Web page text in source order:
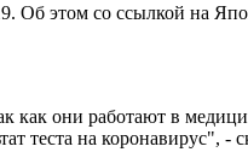
Об этом со ссылкой на
как они работают в
теста на коронавирус", -